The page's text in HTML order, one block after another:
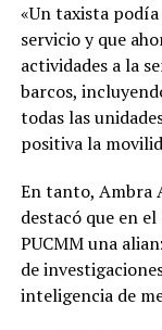
«Un taxista podía
servicio y que
actividades a la
barcos,
todas las
positiva la
En tanto, Ambra
destacó que en
PUCMM una
de
inteligencia de